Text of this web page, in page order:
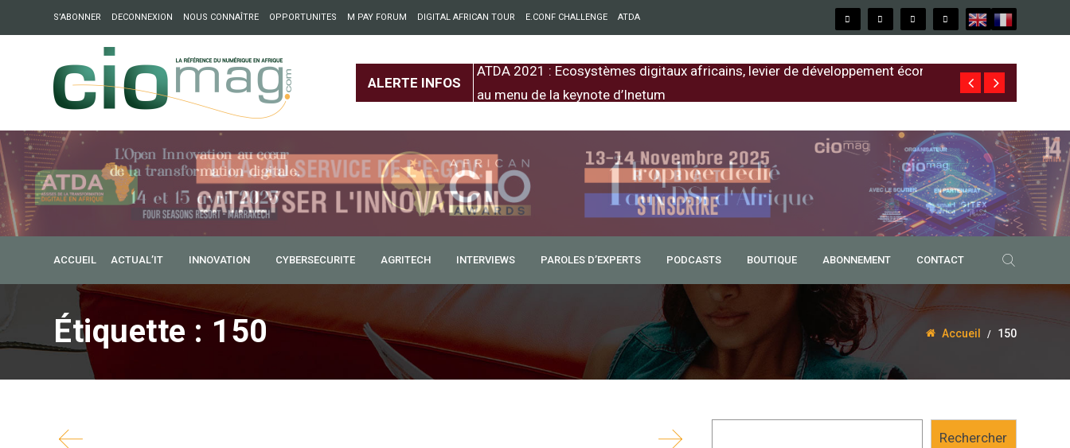
S’ABONNER DECONNEXION NOUS CONNAÎTRE OPPORTUNITES M PAY FORUM DIGITAL AFRICAN TOUR E.CONF CHALLENGE ATDA
ALERTE INFOS
: Partech Shaker lance Chapter54 pour créer des ponts entre l’Europe et
ATDA 2021 : Ecosystèmes digitaux africains, levier de développement économique
au menu de la keynote d’Inetum
Free au
ACCUEIL ACTUAL’IT INNOVATION CYBERSECURITE AGRITECH INTERVIEWS PAROLES D’EXPERTS PODCASTS BOUTIQUE ABONNEMENT CONTACT
Étiquette : 150 Accueil 150
12 mai 2015 Mohamadou Diallo
17 mai
(Cio Mag) – Un discours liminaire prononcé par Doris Leuthard, Chef du Département fédéral de
l’environnement, des transports, de l’énergie et de la...
Rechercher